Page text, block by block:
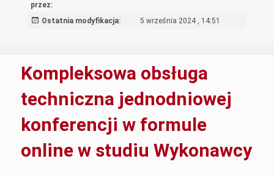
5550i
przez:
Ostatnia modyfikacja: 5 września 2024 , 14:51
Kompleksowa obsługa
techniczna jednodniowej
konferencji w formule
online w studiu Wykonawcy